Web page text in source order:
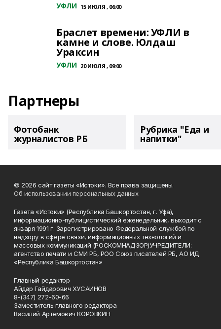
УФЛИ 15 ИЮЛЯ , 06:00
Браслет времени: УФЛИ в
камне и слове. Юлдаш
Ураксин
УФЛИ 20 ИЮЛЯ , 09:00
Партнеры
Фотобанк
журналистов РБ
Рубрика "Еда и
напитки"
© 2026 сайт газеты «Истоки». Все права защищены.
Об использовании персональных данных
Газета «Истоки» (Республика Башкортостан, г. Уфа),
информационно-публицистический еженедельник, выходит с
января 1991 г. Зарегистрировано Федеральной службой по
надзору в сфере связи, информационных технологий и
массовых коммуникаций (РОСКОМНАДЗОР)УЧРЕДИТЕЛИ:
агентство печати и СМИ РБ, РОО Союз писателей РБ, АО ИД
«Республика Башкортостан»
Главный редактор
Айдар Гайдарович ХУСАИНОВ
8-(347) 272-60-66
Заместитель главного редактора
Василий Артемович КОРОВКИН